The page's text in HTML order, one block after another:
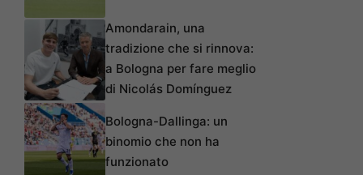
Amondarain, una
tradizione che si rinnova:
a Bologna per fare meglio
di Nicolás Domínguez
Bologna-Dallinga: un
binomio che non ha
funzionato